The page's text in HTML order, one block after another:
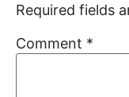
Required fields
Comment *